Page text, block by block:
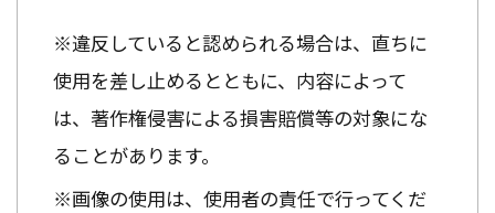
※違反していると認められる場合は、直ちに
使用を差し止めるとともに、内容によって
は、著作権侵害による損害賠償等の対象にな
ることがあります。
※画像の使用は、使用者の責任で行ってくだ